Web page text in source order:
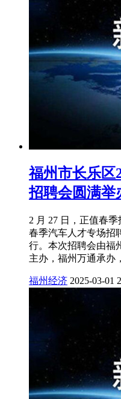
福州市长乐区
招聘会圆满举
2 月 27 日，正值春
春季汽车人才专场招
行。本次招聘会由福
主办，福州万通承办，
福州经济 2025-03-01